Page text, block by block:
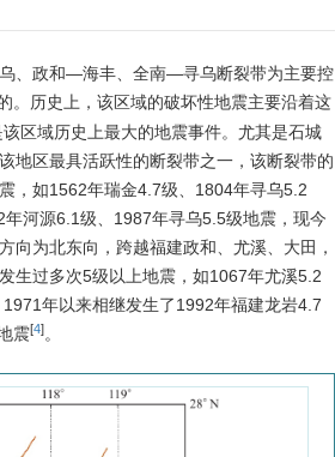
、政和—海丰、全南—寻乌断裂带为主要控
。历史上，该区域的破坏性地震主要沿着这
区域历史上最大的地震事件。尤其是石城
地区最具活跃性的断裂带之一，该断裂带的
，如1562年瑞金4.7级、1804年寻乌5.2
河源6.1级、1987年寻乌5.5级地震，现今
为北东向，跨越福建政和、尤溪、大田，
生过多次5级以上地震，如1067年尤溪5.2
年以来相继发生了1992年福建龙岩4.7
震[4]。